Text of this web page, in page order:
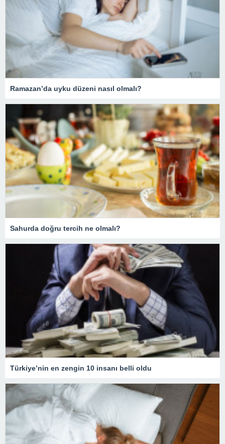
Ramazan’da uyku düzeni nasıl olmalı?
Sahurda doğru tercih ne olmalı?
Türkiye’nin en zengin 10 insanı belli oldu